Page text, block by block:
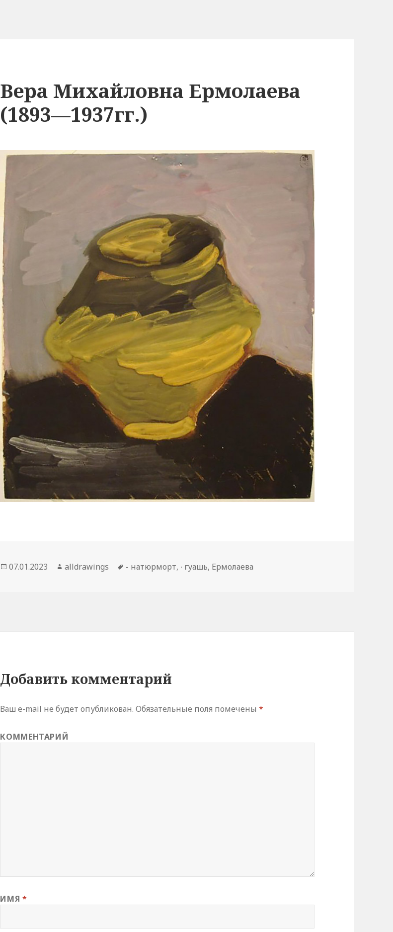
Вера Михайловна Ермолаева
(1893—1937гг.)
Опубликовано
07.01.2023 Автор
alldrawings Метки
- натюрморт, ∙ гуашь, Ермолаева
Добавить комментарий
Ваш e-mail не будет опубликован. Обязательные поля помечены*
КОММЕНТАРИЙ
ИМЯ *